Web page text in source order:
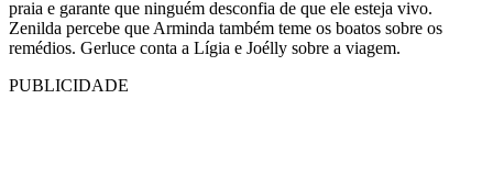
praia e garante que ninguém desconfia de que ele esteja vivo.
Zenilda percebe que Arminda também teme os boatos sobre os
remédios. Gerluce conta a Lígia e Joélly sobre a viagem.
PUBLICIDADE